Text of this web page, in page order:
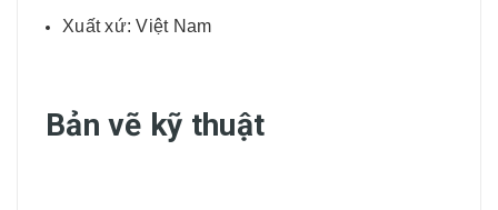
Xuất xứ: Việt Nam
Bản vẽ kỹ thuật